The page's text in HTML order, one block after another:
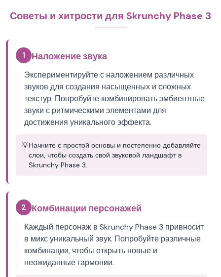
Советы и хитрости для Skrunchy Phase 3
1 Наложение звука
Экспериментируйте с наложением различных
звуков для создания насыщенных и сложных
текстур. Попробуйте комбинировать эмбиентные
звуки с ритмическими элементами для
достижения уникального эффекта.
💡Начните с простой основы и постепенно добавляйте
слои, чтобы создать свой звуковой ландшафт в
Skrunchy Phase 3.
2 Комбинации персонажей
Каждый персонаж в Skrunchy Phase 3 привносит
в микс уникальный звук. Попробуйте различные
комбинации, чтобы открыть новые и
неожиданные гармонии.